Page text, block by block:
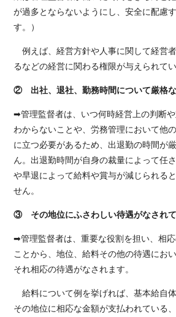
が過多とならないようにし、安全に配慮
す。）
例えば、経営方針や人事に関して経営
るなどの経営に関わる権限が与えられて
② 出社、退社、勤務時間について厳格
➡管理監督者は、いつ何時経営上の判断
わからないことや、労務管理において他
に立つ必要があるため、出退勤の時間が
ん。出退勤時間が自身の裁量によって任
や早退によって給料や賞与が減じられる
せん。
③ その地位にふさわしい待遇がなされ
➡管理監督者は、重要な役割を担い、相
ことから、地位、給料その他の待遇にお
それ相応の待遇がなされます。
給料について例を挙げれば、基本給自
その地位に相応な金額が支払われている